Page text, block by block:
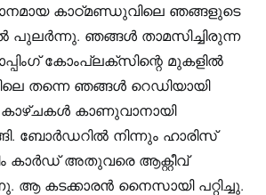
കാഠ്‌മണ്ഡുവിലെ ഞങ്ങളുടെ
ഞങ്ങൾ താമസിച്ചിരുന്ന
കോംപ്ലക്‌സിന്റെ മുകളിൽ
തന്നെ ഞങ്ങൾ റെഡിയായി
കാണുവാനായി
ബോർഡറിൽ നിന്നും ഹാരിസ്
കാർഡ് അതുവരെ ആക്റ്റീവ്
ആ കടക്കാരൻ നൈസായി പറ്റിച്ചു.